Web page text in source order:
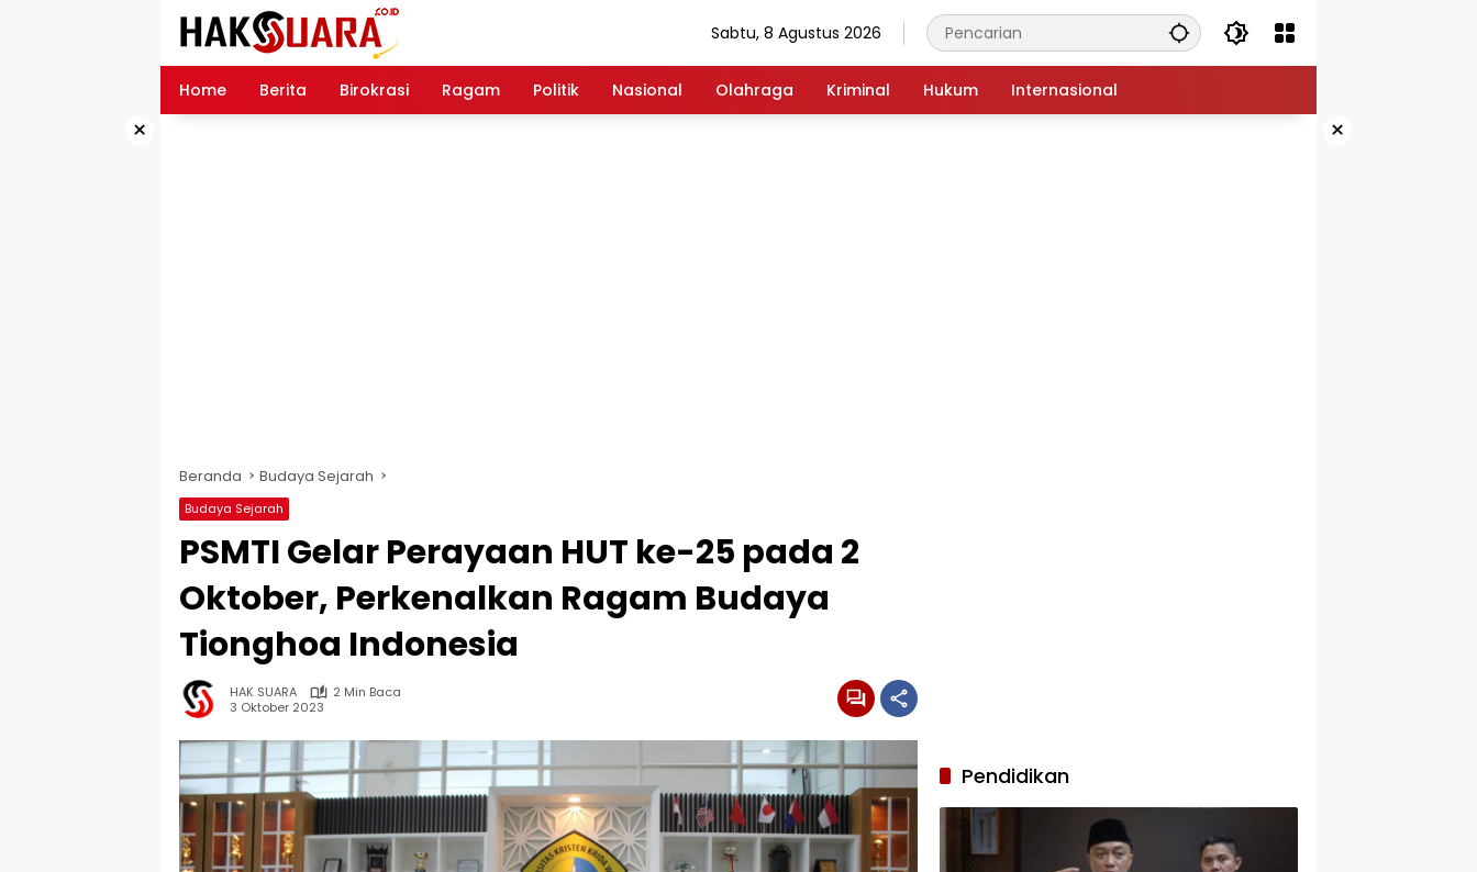
Sabtu, 8 Agustus 2026
Home Berita Birokrasi Ragam Politik Nasional Olahraga Kriminal Hukum Internasional
× ×
Beranda Budaya Sejarah
Budaya Sejarah
PSMTI Gelar Perayaan HUT ke-25 pada 2
Oktober, Perkenalkan Ragam Budaya
Tionghoa Indonesia
HAK SUARA
2 Min Baca
3 Oktober 2023
Pendidikan